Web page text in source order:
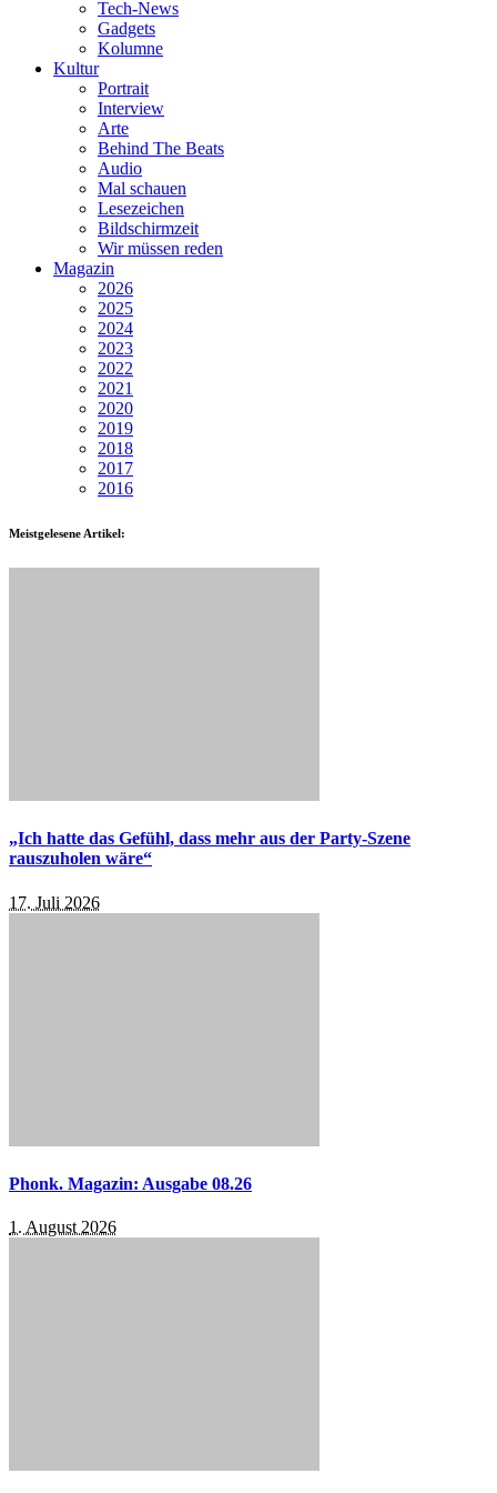
Tech-News
Gadgets
Kolumne
Kultur
Portrait
Interview
Arte
Behind The Beats
Audio
Mal schauen
Lesezeichen
Bildschirmzeit
Wir müssen reden
Magazin
2026
2025
2024
2023
2022
2021
2020
2019
2018
2017
2016
Meistgelesene Artikel:
„Ich hatte das Gefühl, dass mehr aus der Party-Szene
rauszuholen wäre“
17. Juli 2026
Phonk. Magazin: Ausgabe 08.26
1. August 2026